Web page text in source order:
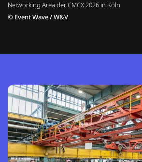
Networking Area der CMCX 2026 in Köln
© Event Wave / W&V